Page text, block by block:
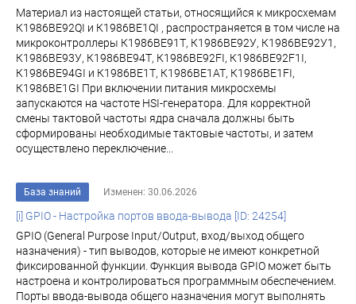
Материал из настоящей статьи, относящийся к микросхемам
К1986ВЕ92QI и К1986ВЕ1QI , распространяется в том числе на
микроконтроллеры К1986ВЕ91Т, К1986ВЕ92У, К1986ВЕ92У1,
К1986ВЕ93У, К1986ВЕ94Т, К1986ВЕ92FI, К1986ВЕ92F1I,
К1986ВЕ94GI и К1986ВЕ1Т, К1986ВЕ1АТ, К1986ВЕ1FI,
К1986ВЕ1GI При включении питания микросхемы
запускаются на частоте HSI-генератора. Для корректной
смены тактовой частоты ядра сначала должны быть
сформированы необходимые тактовые частоты, и затем
осуществлено переключение...
База знаний Изменен: 30.06.2026
[i] GPIO - Настройка портов ввода-вывода [ID: 24254]
GPIO (General Purpose Input/Output, вход/выход общего
назначения) - тип выводов, которые не имеют конкретной
фиксированной функции. Функция вывода GPIO может быть
настроена и контролироваться программным обеспечением.
Порты ввода-вывода общего назначения могут выполнять